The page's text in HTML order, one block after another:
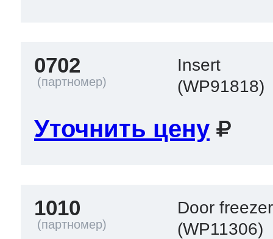
0702
Insert
(WP91818)
Уточнить цену
1010
Door freezer
(WP11306)